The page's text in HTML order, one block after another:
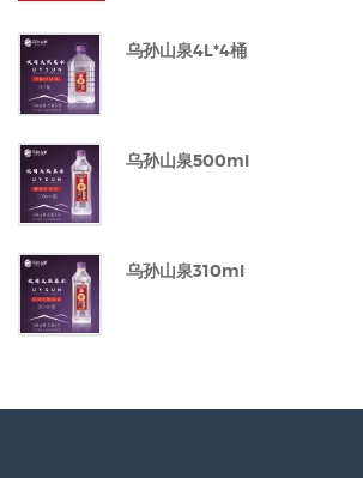
乌孙山泉4L*4桶
乌孙山泉500ml
乌孙山泉310ml